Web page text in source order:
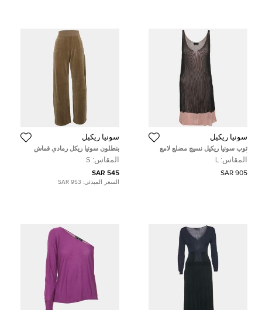
سونيا ريكيل
توب سونيا ريكيل نسيج مضلع لامع
أسود/وردي كبير
المقاس: L
905 SAR
سونيا ريكيل
بنطلون سونيا ريكل رمادي قماش
مخمل واسع الساق صغير
المقاس: S
545 SAR
السعر المبدئي: 953 SAR